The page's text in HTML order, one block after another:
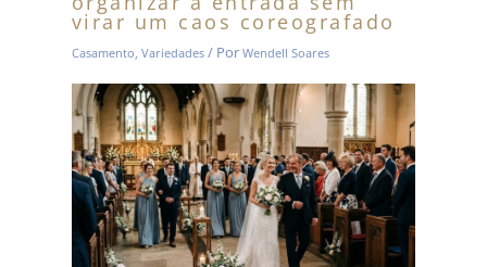
virar um caos coreografado
Casamento, Variedades/ Por Wendell Soares